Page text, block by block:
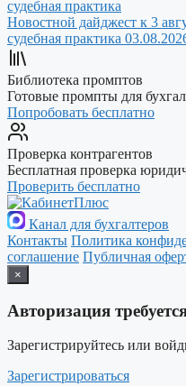
Новостной дайджест к 3
судебная практика
Библиотека промптов
Готовые промпты для
Попробовать бесплатно
Проверка контрагентов
Бесплатная проверка
Проверить бесплатно
Канал для бухгалтеров
Контакты Политика
соглашение Публичная
×
Авторизация
Зарегистрируйтесь или
Зарегистрироваться